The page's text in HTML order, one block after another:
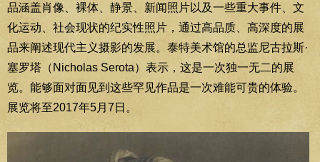
品涵盖肖像、裸体、静景、新闻照片以及一些重大事件、文
化运动、社会现状的纪实性照片，通过高品质、高深度的展
品来阐述现代主义摄影的发展。泰特美术馆的总监尼古拉斯·
塞罗塔（Nicholas Serota）表示，这是一次独一无二的展
览。能够面对面见到这些罕见作品是一次难能可贵的体验。
展览将至2017年5月7日。